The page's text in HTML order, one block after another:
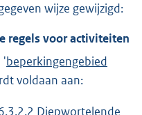
wijze gewijzigd:
regels voor activiteiten
'beperkingengebied
voldaan aan:
Diepwortelende